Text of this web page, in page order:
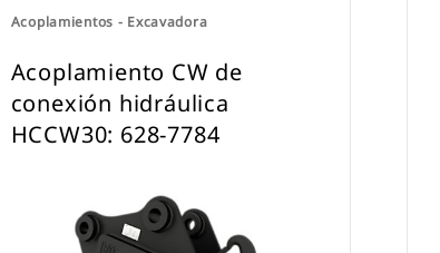
Acoplamientos - Excavadora
Acoplamiento CW de
conexión hidráulica
HCCW30: 628-7784